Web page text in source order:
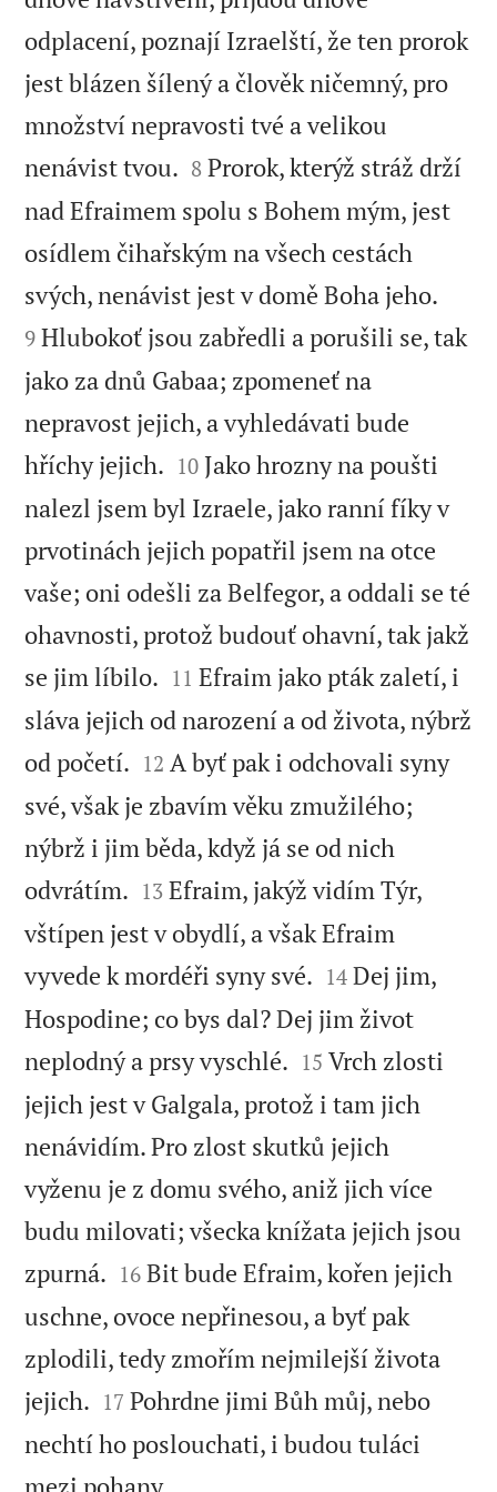
odplacení, poznají Izraelští, že ten prorok
jest blázen šílený a člověk ničemný, pro
množství nepravosti tvé a velikou
nenávist tvou. 

8 Prorok, kterýž stráž drží
nad Efraimem spolu s Bohem mým, jest
osídlem čihařským na všech cestách
svých, nenávist jest v domě Boha jeho.
9 Hlubokoť jsou zabředli a porušili se, tak
jako za dnů Gabaa; zpomeneť na
nepravost jejich, a vyhledávati bude
hříchy jejich. 

10 Jako hrozny na poušti
nalezl jsem byl Izraele, jako ranní fíky v
prvotinách jejich popatřil jsem na otce
vaše; oni odešli za Belfegor, a oddali se té
ohavnosti, protož budouť ohavní, tak jakž
se jim líbilo. 

11 Efraim jako pták zaletí, i
sláva jejich od narození a od života, nýbrž
od početí. 

12 A byť pak i odchovali syny
své, však je zbavím věku zmužilého;
nýbrž i jim běda, když já se od nich
odvrátím. 

13 Efraim, jakýž vidím Týr,
vštípen jest v obydlí, a však Efraim
vyvede k mordéři syny své. 

14 Dej jim,
Hospodine; co bys dal? Dej jim život
neplodný a prsy vyschlé. 

15 Vrch zlosti
jejich jest v Galgala, protož i tam jich
nenávidím. Pro zlost skutků jejich
vyženu je z domu svého, aniž jich více
budu milovati; všecka knížata jejich jsou
zpurná. 

16 Bit bude Efraim, kořen jejich
uschne, ovoce nepřinesou, a byť pak
zplodili, tedy zmořím nejmilejší života
jejich. 

17 Pohrdne jimi Bůh můj, nebo
nechtí ho poslouchati, i budou tuláci
mezi pohany.